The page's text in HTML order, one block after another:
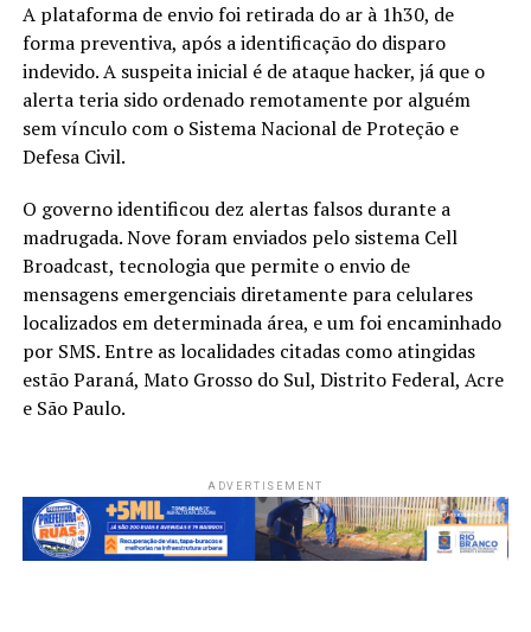
A plataforma de envio foi retirada do ar à 1h30, de
forma preventiva, após a identificação do disparo
indevido. A suspeita inicial é de ataque hacker, já que o
alerta teria sido ordenado remotamente por alguém
sem vínculo com o Sistema Nacional de Proteção e
Defesa Civil.
O governo identificou dez alertas falsos durante a
madrugada. Nove foram enviados pelo sistema Cell
Broadcast, tecnologia que permite o envio de
mensagens emergenciais diretamente para celulares
localizados em determinada área, e um foi encaminhado
por SMS. Entre as localidades citadas como atingidas
estão Paraná, Mato Grosso do Sul, Distrito Federal, Acre
e São Paulo.
ADVERTISEMENT